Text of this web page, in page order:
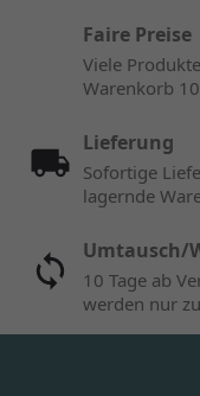
Faire Preise
Viele
Warenkorb
Lieferung
Sofortige
lagernde
Umtausch/
10 Tage ab
werden nur